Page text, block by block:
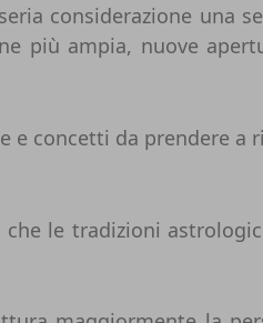
considerazione una
più ampia, nuove
e concetti da prendere a
le tradizioni